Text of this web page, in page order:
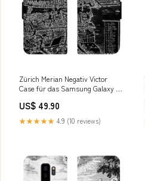
Zürich Merian Negativ Victor
Case für das Samsung Galaxy S9
US$ 49.90
★★★★★ 4.9 (10 reviews)